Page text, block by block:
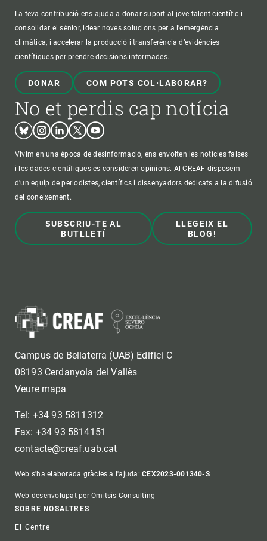
La teva contribució ens ajuda a donar suport al jove talent científic i
consolidar el sènior, idear noves solucions per a l'emergència
climàtica, i accelerar la producció i transferència d’evidències
científiques per prendre decisions informades.
DONAR COM POTS COL·LABORAR?
No et perdis cap notícia
BlueskyInstagram
LinkedinTwitterYoutube
Vivim en una època de desinformació, ens envolten les notícies falses
i les dades científiques es consideren opinions. Al CREAF disposem
d'un equip de periodistes, científics i dissenyadors dedicats a la difusió
del coneixement.
SUBSCRIU-TE AL
BUTLLETÍ
LLEGEIX EL
BLOG!
Campus de Bellaterra (UAB) Edifici C
08193 Cerdanyola del Vallès
Veure mapa
Tel: +34 93 5811312
Fax: +34 93 5814151
contacte@creaf.uab.cat
Web s'ha elaborada gràcies a l'ajuda:CEX2023-001340-S
Web desenvolupat per Omitsis Consulting
Footer
SOBRE NOSALTRES
El Centre